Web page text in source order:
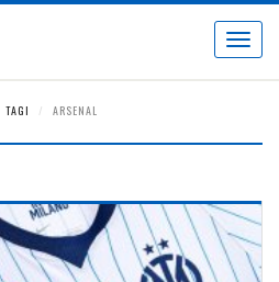
Toggle
TAGI ARSENAL